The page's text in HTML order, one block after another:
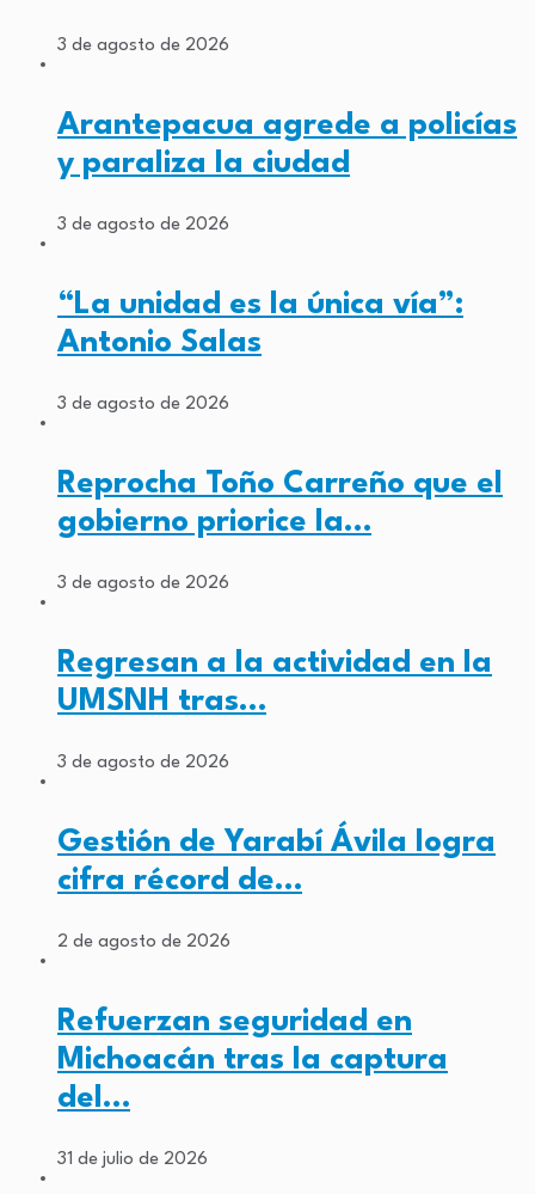
3 de agosto de 2026
Arantepacua agrede a policías
y paraliza la ciudad
3 de agosto de 2026
“La unidad es la única vía”:
Antonio Salas
3 de agosto de 2026
Reprocha Toño Carreño que el
gobierno priorice la…
3 de agosto de 2026
Regresan a la actividad en la
UMSNH tras…
3 de agosto de 2026
Gestión de Yarabí Ávila logra
cifra récord de…
2 de agosto de 2026
Refuerzan seguridad en
Michoacán tras la captura
del…
31 de julio de 2026